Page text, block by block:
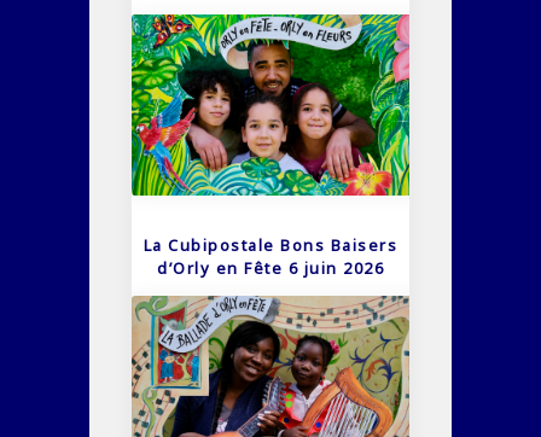
La Cubipostale Bons Baisers
d’Orly en Fête 6 juin 2026